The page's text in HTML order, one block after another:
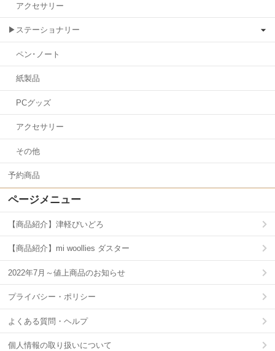
アクセサリー
▶ステーショナリー
ペン･ノート
紙製品
PCグッズ
アクセサリー
その他
予約商品
ページメニュー
【商品紹介】津軽びいどろ
【商品紹介】mi woollies ダスター
2022年7月～値上商品のお知らせ
プライバシー・ポリシー
よくある質問・ヘルプ
個人情報の取り扱いについて